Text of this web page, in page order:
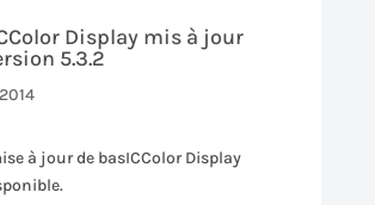
Display mis à jour
5.3.2
à jour de basICColor Display